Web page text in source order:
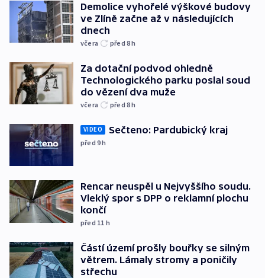
Demolice vyhořelé výškové budovy
ve Zlíně začne až v následujících
dnech
včera před 8h
Za dotační podvod ohledně
Technologického parku poslal soud
do vězení dva muže
včera před 8h
VIDEO Sečteno: Pardubický kraj
před 9h
Rencar neuspěl u Nejvyššího soudu.
Vleklý spor s DPP o reklamní plochu
končí
před 11 h
Částí území prošly bouřky se silným
větrem. Lámaly stromy a poničily
střechu